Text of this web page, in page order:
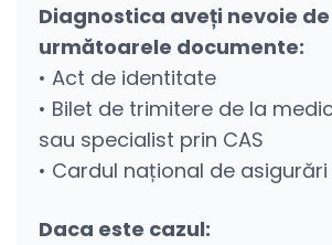
Diagnostica aveți nevoie de
următoarele documente:
• Act de identitate
• Bilet de trimitere de la
sau specialist prin CAS
• Cardul național de
Daca este cazul: